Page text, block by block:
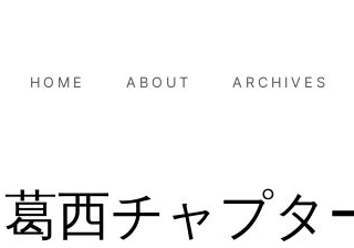
HOME ABOUT ARCHIVES
葛西チャプ